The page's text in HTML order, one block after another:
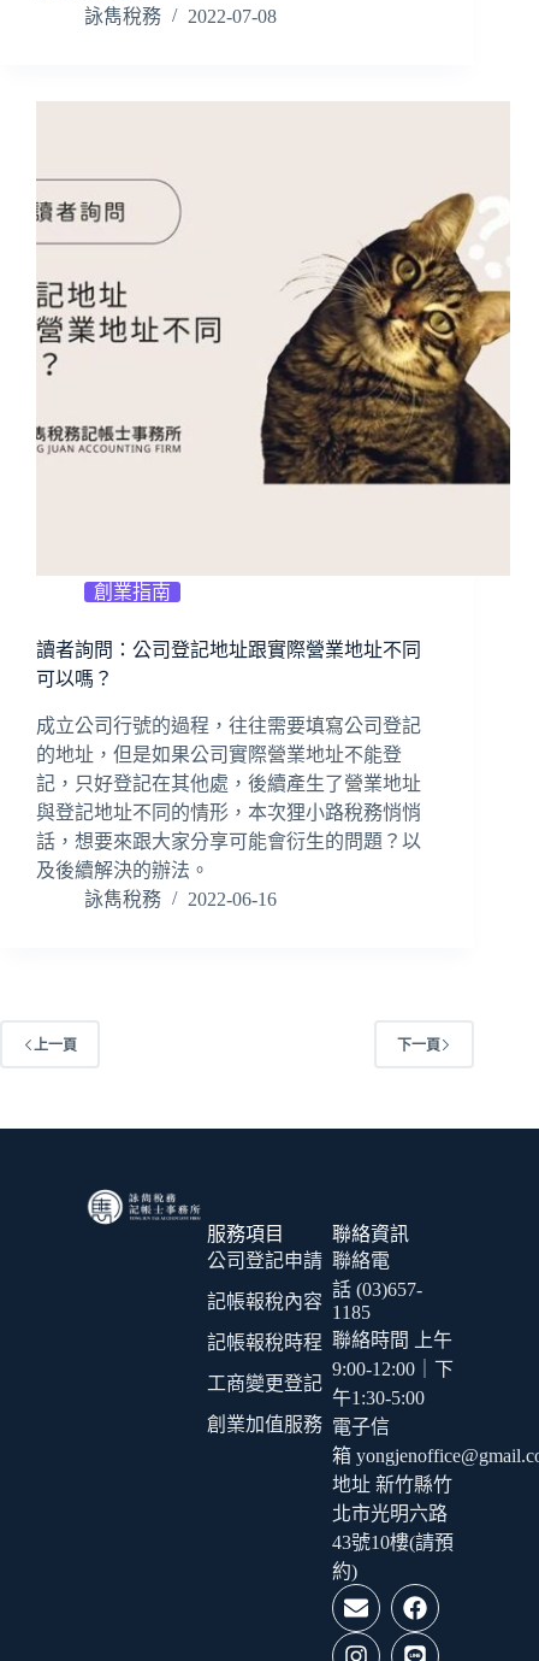
詠雋稅務
2022-07-08
創業指南
讀者詢問：公司登記地址跟實際營業地址不同
可以嗎？
成立公司行號的過程，往往需要填寫公司登記
的地址，但是如果公司實際營業地址不能登
記，只好登記在其他處，後續產生了營業地址
與登記地址不同的情形，本次狸小路稅務悄悄
話，想要來跟大家分享可能會衍生的問題？以
及後續解決的辦法。
詠雋稅務
2022-06-16
上一頁 下一頁
服務項目
公司登記申請
記帳報稅內容
記帳報稅時程
工商變更登記
創業加值服務
聯絡資訊
聯絡電
話 (03)657-
1185
聯絡時間 上午
9:00-12:00｜下
午1:30-5:00
電子信
箱
地址 新竹縣竹
北市光明六路
43號10樓(請預
約)